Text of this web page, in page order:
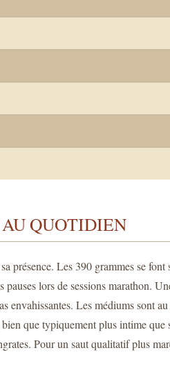
QUOTIDIEN
présence. Les 390 grammes se
lors de sessions marathon.
envahissantes. Les médiums sont
que typiquement plus intime que
Pour un saut qualitatif plus